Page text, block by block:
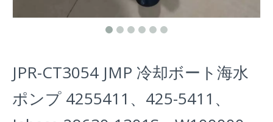
JPR-CT3054 JMP 冷却ボート海水
ポンプ 4255411、425-5411、